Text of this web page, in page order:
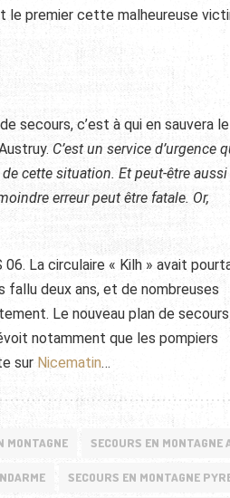
le premier cette malheureuse
secours, c’est à qui en sauvera
C’est un service d’urgence
cette situation. Et peut-être
erreur peut être fatale. Or,
La circulaire « Kilh » avait
fallu deux ans, et de nombreuses
Le nouveau plan de
notamment que les pompiers
sur Nicematin…
MONTAGNE SECOURS EN MONTAGNE
SECOURS EN MONTAGNE